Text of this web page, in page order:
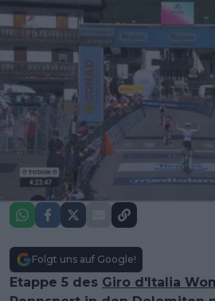
Folgt uns auf Google!
Etappe 5 des Giro d'Italia